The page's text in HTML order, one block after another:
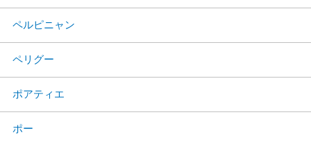
ペルピニャン
ペリグー
ポアティエ
ポー